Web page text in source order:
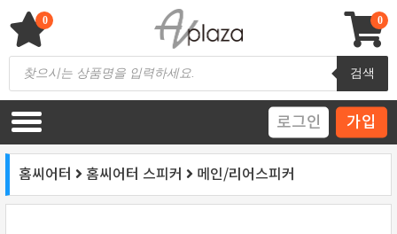
content
AV 플라자
하이파이 / 홈씨어터 전문 쇼핑몰
Products
search
검색
0
0
로그인 가입
홈씨어터 홈씨어터 스피커 메인/리어스피커